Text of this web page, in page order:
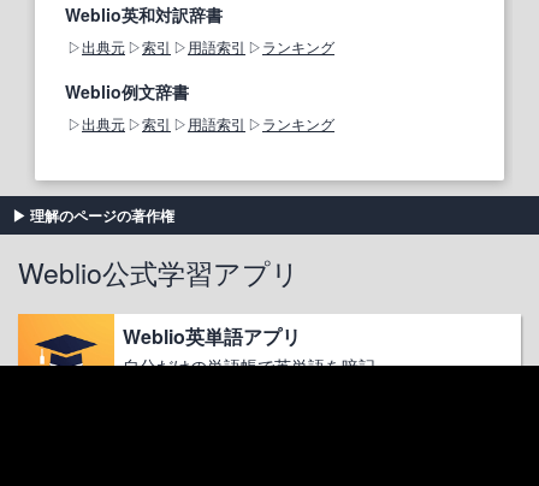
Weblio英和対訳辞書
出典元 索引 用語索引 ランキング
Weblio例文辞書
出典元 索引 用語索引 ランキング
理解のページの著作権
Weblio公式学習アプリ
Weblio英単語アプリ
自分だけの単語帳で英単語を暗記